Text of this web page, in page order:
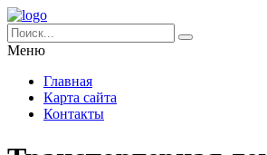
Меню
Главная
Карта сайта
Контакты